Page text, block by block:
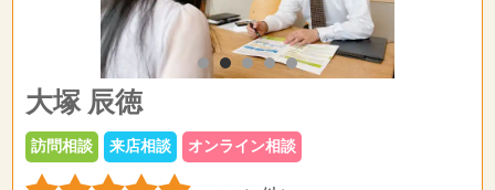
大塚 辰徳
訪問相談 来店相談 オンライン相談